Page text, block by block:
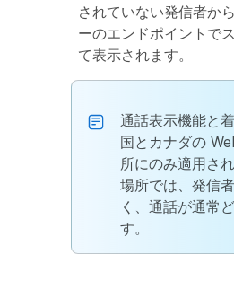
されていない発信者か
ーのエンドポイントで
て表示されます。
通話表示機能と
国とカナダの
所にのみ適用さ
場所では、発信
く、通話が通常
す。